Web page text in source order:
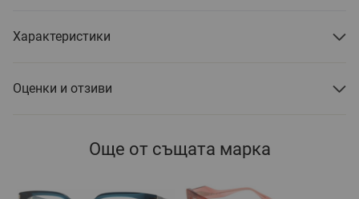
Характеристики
Оценки и отзиви
Още от същата марка